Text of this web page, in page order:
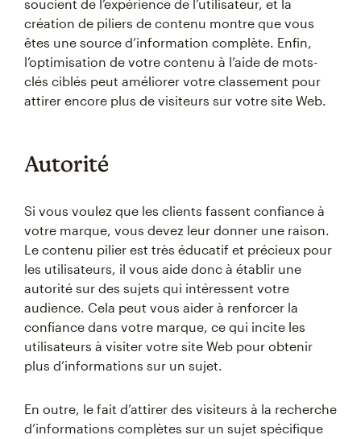
soucient de l’expérience de l’utilisateur, et la
création de piliers de contenu montre que vous
êtes une source d’information complète. Enfin,
l’optimisation de votre contenu à l’aide de mots-
clés ciblés peut améliorer votre classement pour
attirer encore plus de visiteurs sur votre site Web.
Autorité
Si vous voulez que les clients fassent confiance à
votre marque, vous devez leur donner une raison.
Le contenu pilier est très éducatif et précieux pour
les utilisateurs, il vous aide donc à établir une
autorité sur des sujets qui intéressent votre
audience. Cela peut vous aider à renforcer la
confiance dans votre marque, ce qui incite les
utilisateurs à visiter votre site Web pour obtenir
plus d’informations sur un sujet.
En outre, le fait d’attirer des visiteurs à la recherche
d’informations complètes sur un sujet spécifique